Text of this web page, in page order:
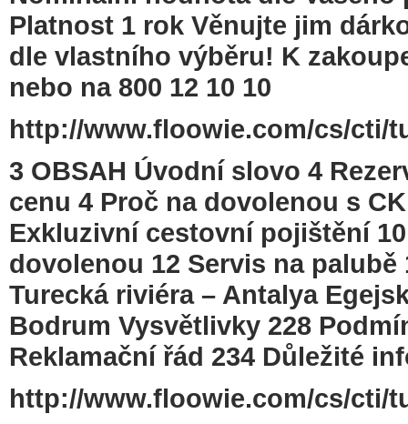
Platnost 1 rok Věnujte jim
dle vlastního výběru! K
nebo na 800 12 10 10
http://www.floowie.com/cs/cti/
3 OBSAH Úvodní slovo 4
cenu 4 Proč na dovolenou s
Exkluzivní cestovní pojištění
dovolenou 12 Servis na palubě
Turecká riviéra – Antalya
Bodrum Vysvětlivky 228
Reklamační řád 234 Důležité
http://www.floowie.com/cs/cti/